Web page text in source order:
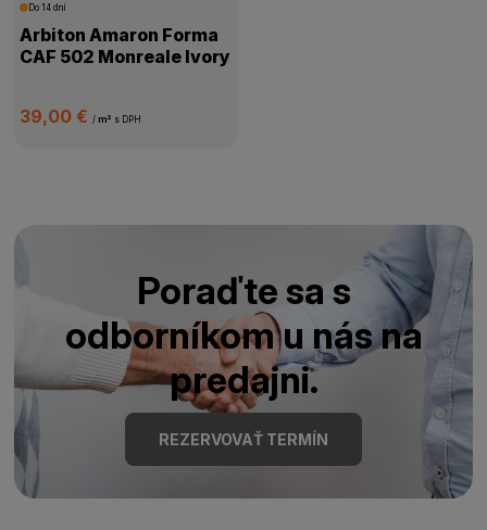
Do 14 dní
Arbiton Amaron Forma
CAF 502 Monreale Ivory
39,00 €/ m² s DPH
Poraďte sa s
odborníkom u nás na
predajni.
REZERVOVAŤ TERMÍN